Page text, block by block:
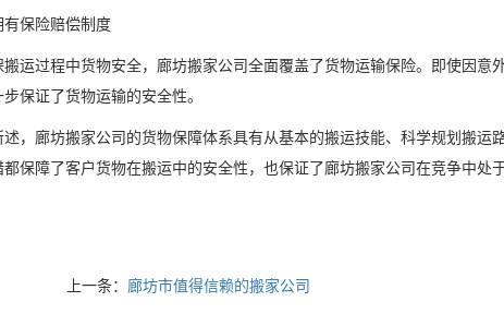
有保险赔偿制度
搬运过程中货物安全，廊坊搬家公司全面覆盖了货物运输保险。即使因
保证了货物运输的安全性。
述，廊坊搬家公司的货物保障体系具有从基本的搬运技能、科学规划搬运
都保障了客户货物在搬运中的安全性，也保证了廊坊搬家公司在竞争中处
上一条： 廊坊市值得信赖的搬家公司